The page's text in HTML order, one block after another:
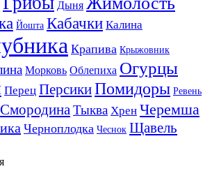
Дыня
Йошта Кабачки Калина
Крапива Крыжовник
Морковь Облепиха Огурцы
Перец ПерсикиПомидоры Ревень
Смородина Тыква Хрен Черемша
Черноплодка Чеснок Щавель